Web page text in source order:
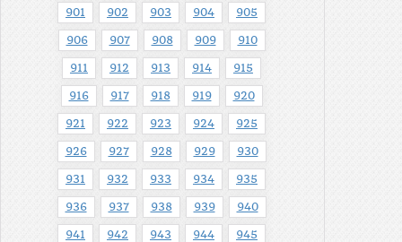
901 902 903 904 905
906 907 908 909 910
911 912 913 914 915
916 917 918 919 920
921 922 923 924 925
926 927 928 929 930
931 932 933 934 935
936 937 938 939 940
941 942 943 944 945